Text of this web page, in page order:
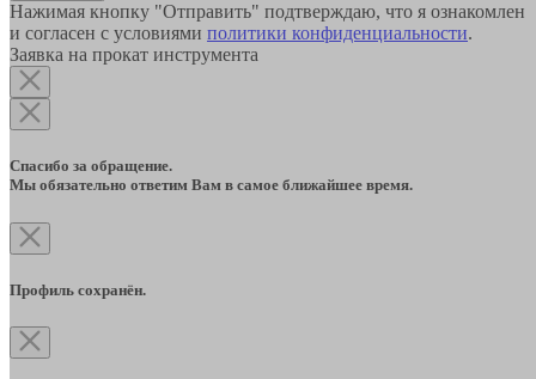
Нажимая кнопку "Отправить" подтверждаю, что я ознакомлен
и согласен с условиями политики конфиденциальности.
Заявка на прокат инструмента
Спасибо за обращение.
Мы обязательно ответим Вам в самое ближайшее время.
Профиль сохранён.